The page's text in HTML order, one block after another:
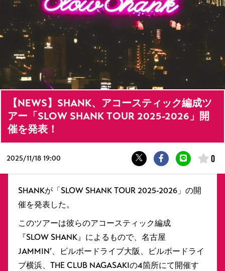
【NEWS】SHANK、アコースティック編成ツ
アー「SLOW SHANK TOUR 2025-2026」開
催を発表！
2025/11/18 19:00 0
SHANKが「SLOW SHANK TOUR 2025-2026」の開
催を発表した。
このツアーは彼らのアコースティック編成
『SLOW SHANK』によるもので、名古屋
JAMMIN’、ビルボードライブ大阪、ビルボードライ
ブ横浜、THE CLUB NAGASAKIの4箇所にて開催す